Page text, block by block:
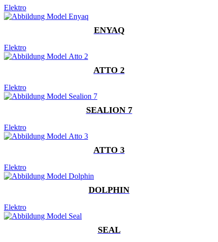
Elektro
ENYAQ
Elektro
ATTO 2
Elektro
SEALION 7
Elektro
ATTO 3
Elektro
DOLPHIN
Elektro
SEAL